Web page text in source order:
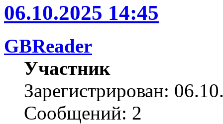
06.10.2025 14:45
GBReader
Участник
Зарегистрирован:
Сообщений: 2